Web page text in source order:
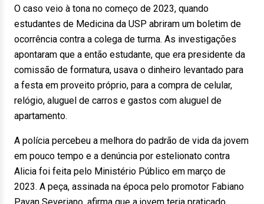
O caso veio à tona no começo de 2023, quando
estudantes de Medicina da USP abriram um boletim de
ocorrência contra a colega de turma. As investigações
apontaram que a então estudante, que era presidente da
comissão de formatura, usava o dinheiro levantado para
a festa em proveito próprio, para a compra de celular,
relógio, aluguel de carros e gastos com aluguel de
apartamento.
A polícia percebeu a melhora do padrão de vida da jovem
em pouco tempo e a denúncia por estelionato contra
Alicia foi feita pelo Ministério Público em março de
2023. A peça, assinada na época pelo promotor Fabiano